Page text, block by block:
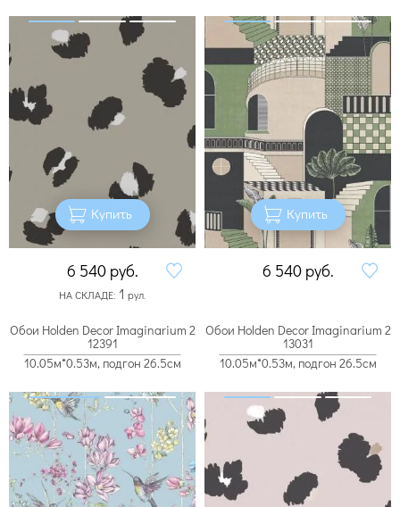
Купить
6 540 руб.
НА СКЛАДЕ: 1 рул.
Купить
6 540 руб.
Обои Holden Decor Imaginarium 2
12391
10.05м*0.53м, подгон 26.5см
Обои Holden Decor Imaginarium 2
13031
10.05м*0.53м, подгон 26.5см